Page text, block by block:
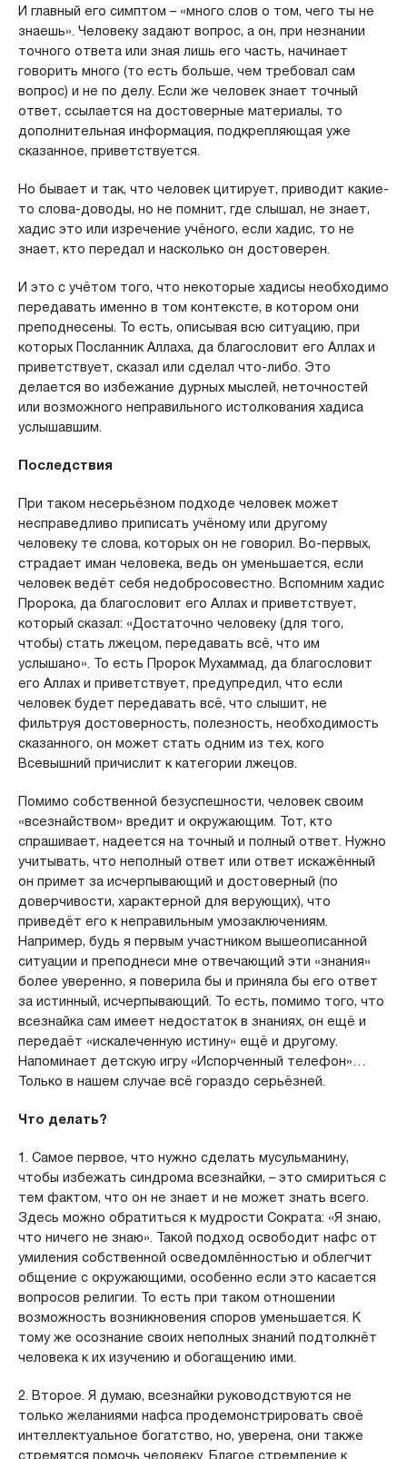
И главный его симптом – «много слов о том, чего ты не
знаешь». Человеку задают вопрос, а он, при незнании
точного ответа или зная лишь его часть, начинает
говорить много (то есть больше, чем требовал сам
вопрос) и не по делу. Если же человек знает точный
ответ, ссылается на достоверные материалы, то
дополнительная информация, подкрепляющая уже
сказанное, приветствуется.
Но бывает и так, что человек цитирует, приводит какие-
то слова-доводы, но не помнит, где слышал, не знает,
хадис это или изречение учёного, если хадис, то не
знает, кто передал и насколько он достоверен.
И это с учётом того, что некоторые хадисы необходимо
передавать именно в том контексте, в котором они
преподнесены. То есть, описывая всю ситуацию, при
которых Посланник Аллаха, да благословит его Аллах и
приветствует, сказал или сделал что-либо. Это
делается во избежание дурных мыслей, неточностей
или возможного неправильного истолкования хадиса
услышавшим.
Последствия
При таком несерьёзном подходе человек может
несправедливо приписать учёному или другому
человеку те слова, которых он не говорил. Во-первых,
страдает иман человека, ведь он уменьшается, если
человек ведёт себя недобросовестно. Вспомним хадис
Пророка, да благословит его Аллах и приветствует,
который сказал: «Достаточно человеку (для того,
чтобы) стать лжецом, передавать всё, что им
услышано». То есть Пророк Мухаммад, да благословит
его Аллах и приветствует, предупредил, что если
человек будет передавать всё, что слышит, не
фильтруя достоверность, полезность, необходимость
сказанного, он может стать одним из тех, кого
Всевышний причислит к категории лжецов.
Помимо собственной безуспешности, человек своим
«всезнайством» вредит и окружающим. Тот, кто
спрашивает, надеется на точный и полный ответ. Нужно
учитывать, что неполный ответ или ответ искажённый
он примет за исчерпывающий и достоверный (по
доверчивости, характерной для верующих), что
приведёт его к неправильным умозаключениям.
Например, будь я первым участником вышеописанной
ситуации и преподнеси мне отвечающий эти «знания»
более уверенно, я поверила бы и приняла бы его ответ
за истинный, исчерпывающий. То есть, помимо того, что
всезнайка сам имеет недостаток в знаниях, он ещё и
передаёт «искалеченную истину» ещё и другому.
Напоминает детскую игру «Испорченный телефон»…
Только в нашем случае всё гораздо серьёзней.
Что делать?
1. Самое первое, что нужно сделать мусульманину,
чтобы избежать синдрома всезнайки, – это смириться с
тем фактом, что он не знает и не может знать всего.
Здесь можно обратиться к мудрости Сократа: «Я знаю,
что ничего не знаю». Такой подход освободит нафс от
умиления собственной осведомлённостью и облегчит
общение с окружающими, особенно если это касается
вопросов религии. То есть при таком отношении
возможность возникновения споров уменьшается. К
тому же осознание своих неполных знаний подтолкнёт
человека к их изучению и обогащению ими.
2. Второе. Я думаю, всезнайки руководствуются не
только желаниями нафса продемонстрировать своё
интеллектуальное богатство, но, уверена, они также
стремятся помочь человеку. Благое стремление к